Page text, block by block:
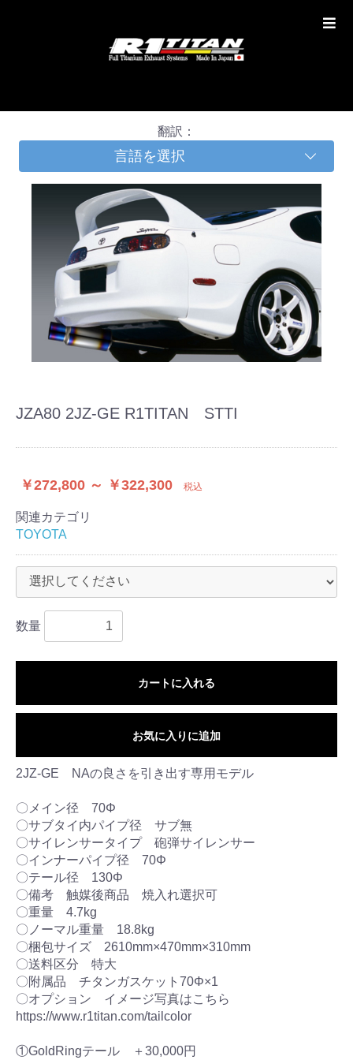
翻訳：
言語を選択
JZA80 2JZ-GE R1TITAN STTI
￥272,800 ～ ￥322,300 税込
関連カテゴリ
TOYOTA
数量
カートに入れる
お気に入りに追加
2JZ-GE NAの良さを引き出す専用モデル
〇メイン径 70Φ
〇サブタイ内パイプ径 サブ無
〇サイレンサータイプ 砲弾サイレンサー
〇インナーパイプ径 70Φ
〇テール径 130Φ
〇備考 触媒後商品 焼入れ選択可
〇重量 4.7kg
〇ノーマル重量 18.8kg
〇梱包サイズ 2610mm×470mm×310mm
〇送料区分 特大
〇附属品 チタンガスケット70Φ×1
〇オプション イメージ写真はこちら
https://www.r1titan.com/tailcolor
①GoldRingテール ＋30,000円